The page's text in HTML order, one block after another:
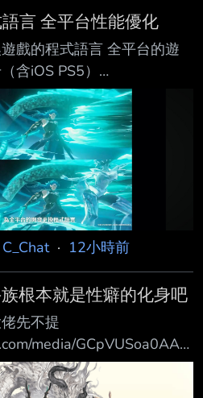
）、網易
遊（miHoYo）以及三七互
）等四家 中國
償人民幣 10 元（約新台幣
秦華強調，提告目的並非
透過司法途徑督促遊戲業者
防
言 全平台性能優化
戲的程式語言 全平台的遊
含iOS PS5）
rLku89G.jpeg
7EEkFkS.jpeg
WqIWyZz.jpeg 右上角有幀
性能優化終於被提到了 而且
而已 實際上線體感不知道
· 12小時前
根本就是性癖的化身吧
先不提
media/GCpVUSoa0AAK
會矮成這樣啊 矮就算了 還
於巨乳小隻馬 頭上還長角方